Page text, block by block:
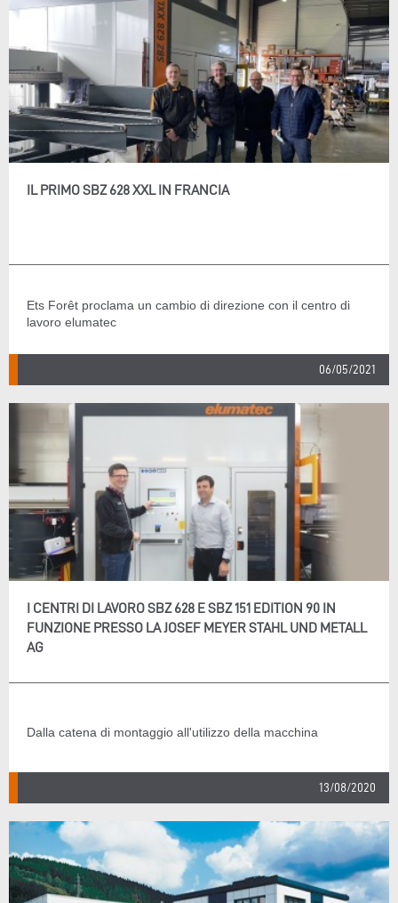
IL PRIMO SBZ 628 XXL IN FRANCIA
Ets Forêt proclama un cambio di direzione con il centro di
lavoro elumatec
06/05/2021
I CENTRI DI LAVORO SBZ 628 E SBZ 151 EDITION 90 IN
FUNZIONE PRESSO LA JOSEF MEYER STAHL UND METALL
AG
Dalla catena di montaggio all'utilizzo della macchina
13/08/2020